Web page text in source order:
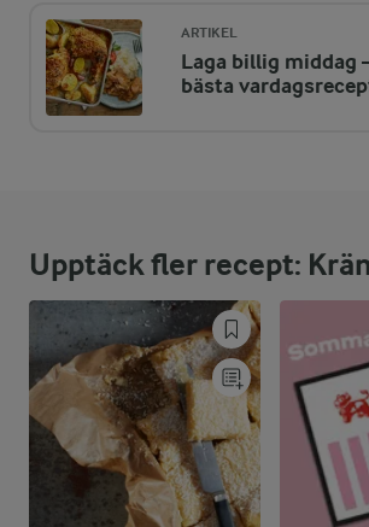
ENERGIDISTRIBUTION %
NÄRINGSVÄRDEN PER PORT
Fett:
12,7 %
2,6 g
Kolhydrater:
80,6 %
36 g
ARTIKEL
Laga billig middag
bästa
Upptäck fler recept: